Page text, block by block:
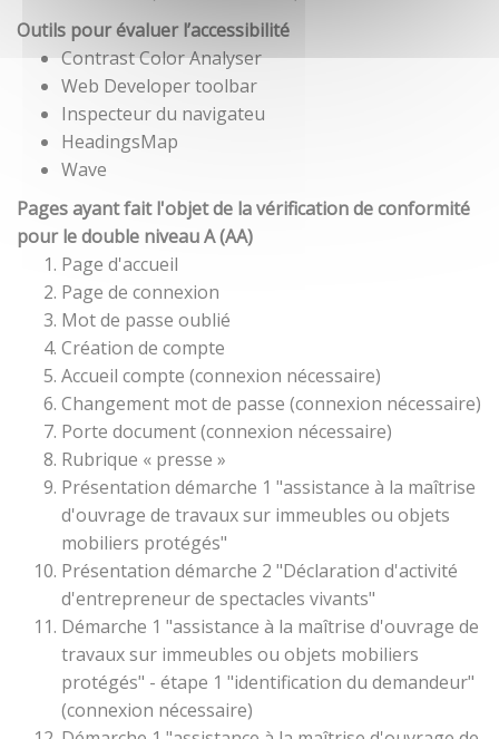
Outils pour évaluer l’accessibilité
Contrast Color Analyser
Web Developer toolbar
Inspecteur du navigateu
HeadingsMap
Wave
Pages ayant fait l'objet de la vérification de conformité
pour le double niveau A (AA)
Page d'accueil
Page de connexion
Mot de passe oublié
Création de compte
Accueil compte (connexion nécessaire)
Changement mot de passe (connexion nécessaire)
Porte document (connexion nécessaire)
Rubrique « presse »
Présentation démarche 1 "assistance à la maîtrise
d'ouvrage de travaux sur immeubles ou objets
mobiliers protégés"
Présentation démarche 2 "Déclaration d'activité
d'entrepreneur de spectacles vivants"
Démarche 1 "assistance à la maîtrise d'ouvrage de
travaux sur immeubles ou objets mobiliers
protégés" - étape 1 "identification du demandeur"
(connexion nécessaire)